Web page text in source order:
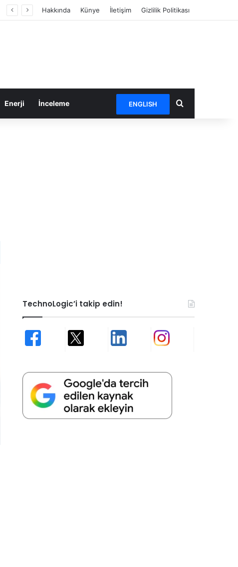
Hakkında Künye İletişim Gizlilik Politikası
Enerji İnceleme ENGLISH Arama yap ...
TechnoLogic’i takip edin!